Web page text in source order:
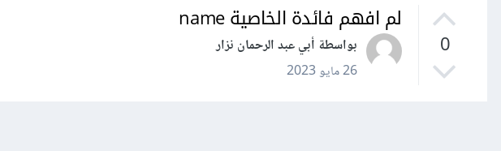
0
لم افهم فائدة الخاصية name
بواسطة أبي عبد الرحمان نزار
26 مايو 2023